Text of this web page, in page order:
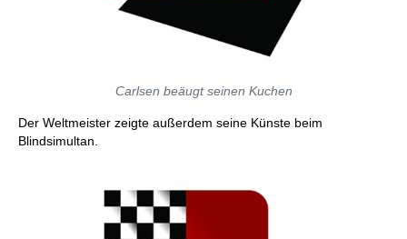
Carlsen beäugt seinen Kuchen
Der Weltmeister zeigte außerdem seine Künste beim
Blindsimultan.